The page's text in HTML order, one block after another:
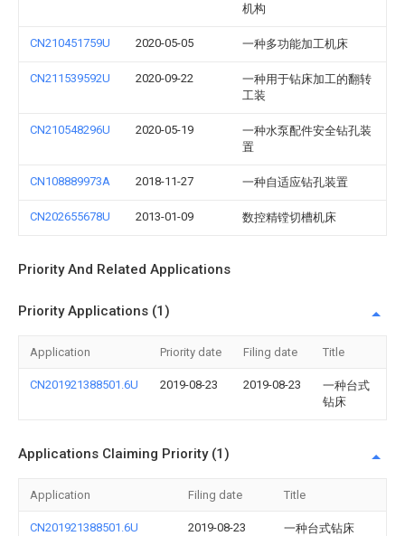
机构
CN210451759U 2020-05-05 一种多功能加工机床
CN211539592U 2020-09-22
一种用于钻床加工的翻转
工装
CN210548296U 2020-05-19
一种水泵配件安全钻孔装
置
CN108889973A 2018-11-27 一种自适应钻孔装置
CN202655678U 2013-01-09 数控精镗切槽机床
Priority And Related Applications
Priority Applications (1)
Application Priority date Filing date Title
CN201921388501.6U 2019-08-23 2019-08-23
一种台式
钻床
Applications Claiming Priority (1)
Application Filing date Title
CN201921388501.6U 2019-08-23 一种台式钻床